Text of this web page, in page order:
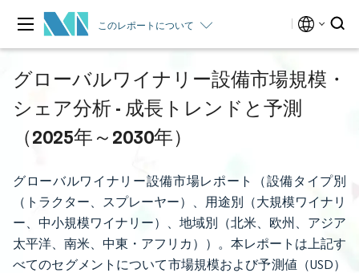
このレポートについて
グローバルワイナリー設備市場規模・
シェア分析 - 成長トレンドと予測
（2025年～2030年）
グローバルワイナリー設備市場レポート（設備タイプ別
（トラクター、スプレーヤー）、用途別（大規模ワイナリ
ー、中小規模ワイナリー）、地域別（北米、欧州、アジア
太平洋、南米、中東・アフリカ））。本レポートは上記す
べてのセグメントについて市場規模および予測値（USD）